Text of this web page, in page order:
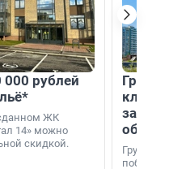
рублей
ЖК
14» можно
скидкой.
Группа